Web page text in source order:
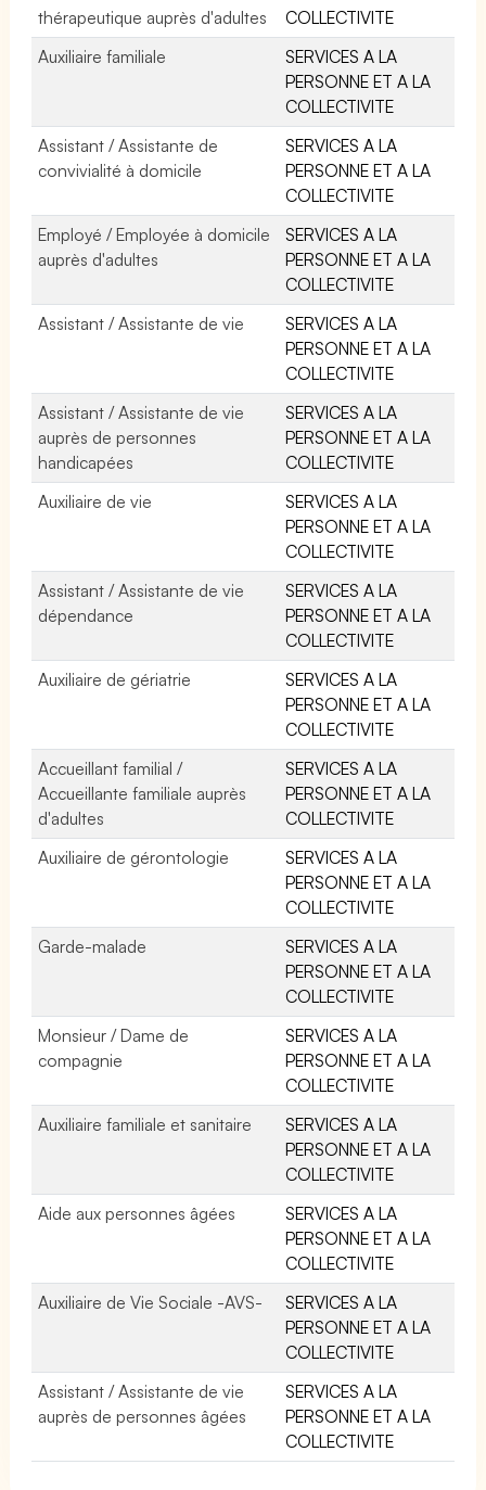
thérapeutique auprès d'adultes
COLLECTIVITE
Auxiliaire familiale
SERVICES A LA
PERSONNE ET A LA
COLLECTIVITE
Assistant / Assistante de
convivialité à domicile
SERVICES A LA
PERSONNE ET A LA
COLLECTIVITE
Employé / Employée à domicile
auprès d'adultes
SERVICES A LA
PERSONNE ET A LA
COLLECTIVITE
Assistant / Assistante de vie
SERVICES A LA
PERSONNE ET A LA
COLLECTIVITE
Assistant / Assistante de vie
auprès de personnes
handicapées
SERVICES A LA
PERSONNE ET A LA
COLLECTIVITE
Auxiliaire de vie
SERVICES A LA
PERSONNE ET A LA
COLLECTIVITE
Assistant / Assistante de vie
dépendance
SERVICES A LA
PERSONNE ET A LA
COLLECTIVITE
Auxiliaire de gériatrie
SERVICES A LA
PERSONNE ET A LA
COLLECTIVITE
Accueillant familial /
Accueillante familiale auprès
d'adultes
SERVICES A LA
PERSONNE ET A LA
COLLECTIVITE
Auxiliaire de gérontologie
SERVICES A LA
PERSONNE ET A LA
COLLECTIVITE
Garde-malade
SERVICES A LA
PERSONNE ET A LA
COLLECTIVITE
Monsieur / Dame de
compagnie
SERVICES A LA
PERSONNE ET A LA
COLLECTIVITE
Auxiliaire familiale et sanitaire
SERVICES A LA
PERSONNE ET A LA
COLLECTIVITE
Aide aux personnes âgées
SERVICES A LA
PERSONNE ET A LA
COLLECTIVITE
Auxiliaire de Vie Sociale -AVS-
SERVICES A LA
PERSONNE ET A LA
COLLECTIVITE
Assistant / Assistante de vie
auprès de personnes âgées
SERVICES A LA
PERSONNE ET A LA
COLLECTIVITE